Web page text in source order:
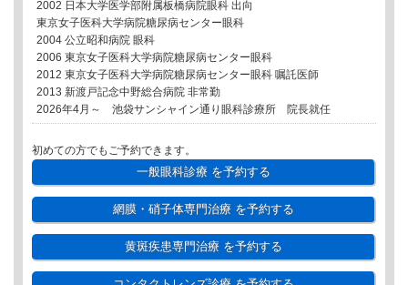
2002 日本大学医学部附属板橋病院眼科 出向
東京女子医科大学病院糖尿病センター眼科
2004 公立昭和病院 眼科
2006 東京女子医科大学病院糖尿病センター眼科
2012 東京女子医科大学病院糖尿病センター眼科 嘱託医師
2013 新渡戸記念中野総合病院 非常勤
2026年4月～ 池袋サンシャイン通り眼科診療所 院長就任
初めての方でもご予約できます。
一般眼科診療を予約する
網膜・硝子体専門治療を予約する
黄斑疾患専門治療を予約する